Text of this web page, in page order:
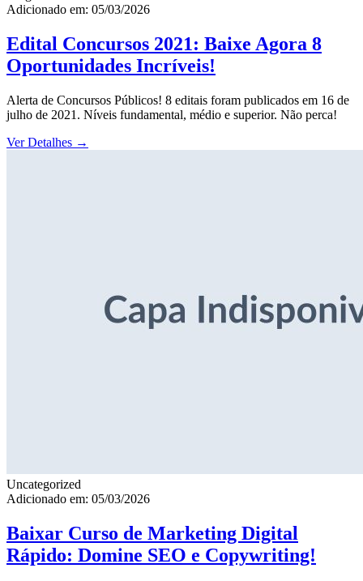
Adicionado em: 05/03/2026
Edital Concursos 2021: Baixe Agora 8
Oportunidades Incríveis!
Alerta de Concursos Públicos! 8 editais foram publicados em 16 de
julho de 2021. Níveis fundamental, médio e superior. Não perca!
Ver Detalhes →
Uncategorized
Adicionado em: 05/03/2026
Baixar Curso de Marketing Digital
Rápido: Domine SEO e Copywriting!